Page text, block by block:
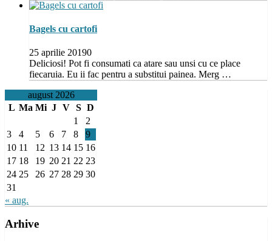
Bagels cu cartofi
25 aprilie 20190
Deliciosi! Pot fi consumati ca atare sau unsi cu ce place
fiecaruia. Eu ii fac pentru a substitui painea. Merg …
august 2026
L Ma Mi J V S D
1
2
3
4 5 6 7 8
9
10 11 12 13 14 15 16
17 18 19 20 21 22 23
24 25 26 27 28 29 30
31
« aug.
Arhive